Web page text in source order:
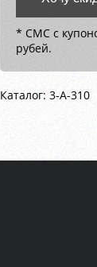
* СМС с
рубей.
Каталог: 3-A-310